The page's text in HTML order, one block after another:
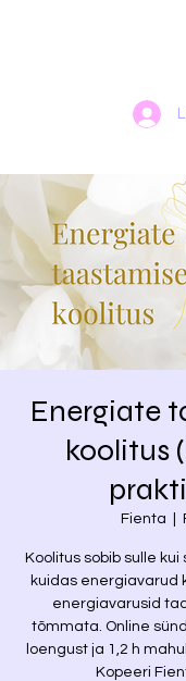
Energiate
koolitus
Fienta
Koolitus sobib sulle
kuidas energiavarud
energiavarusid
tõmmata. Online
loengust ja 1,2 h
Kopeeri